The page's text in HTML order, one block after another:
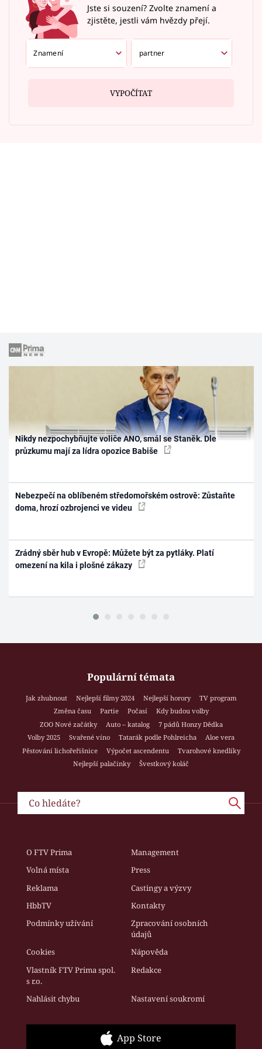
Jste si souzení? Zvolte znamení a
zjistěte, jestli vám hvězdy přejí.
VYPOČÍTAT
Nikdy nezpochybňujte voliče ANO, smál se Staněk. Dle
průzkumu mají za lídra opozice Babiše
Nebezpečí na oblíbeném středomořském ostrově: Zůstaňte
doma, hrozí ozbrojenci ve videu
Zrádný sběr hub v Evropě: Můžete být za pytláky. Platí
omezení na kila i plošné zákazy
Populární témata
Jak zhubnout Nejlepší filmy 2024 Nejlepší horory
TV program
Změna času
Partie Počasí
Kdy budou volby
ZOO Nové začátky
Auto – katalog
7 pádů Honzy Dědka
Volby 2025
Svařené víno Tatarák podle Pohlreicha
Aloe vera
Pěstování lichořeřišnice
Výpočet ascendentu
Tvarohové knedlíky
Nejlepší palačinky
Švestkový koláč
O FTV Prima
Management
Volná místa
Press
Reklama
Castingy a výzvy
HbbTV
Kontakty
Podmínky užívání
Zpracování osobních
údajů
Cookies
Nápověda
Vlastník FTV Prima spol.
s r.o.
Redakce
Nahlásit chybu Nastavení soukromí
App Store